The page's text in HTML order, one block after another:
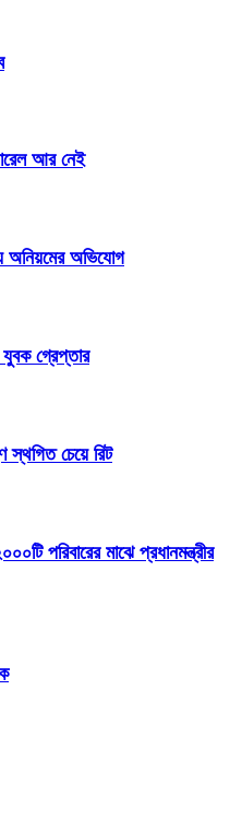
আর নেই
অনিয়মের অভিযোগ
যুবক গ্রেপ্তার
স্থগিত চেয়ে রিট
পরিবারের মাঝে প্রধানমন্ত্রীর